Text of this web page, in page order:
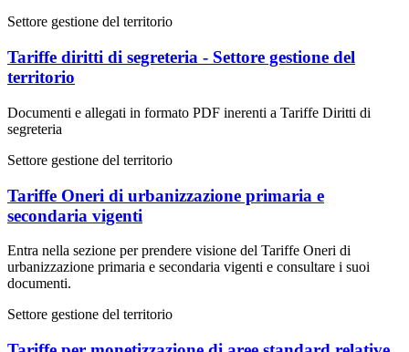
Settore gestione del territorio
Tariffe diritti di segreteria - Settore gestione del
territorio
Documenti e allegati in formato PDF inerenti a Tariffe Diritti di
segreteria
Settore gestione del territorio
Tariffe Oneri di urbanizzazione primaria e
secondaria vigenti
Entra nella sezione per prendere visione del Tariffe Oneri di
urbanizzazione primaria e secondaria vigenti e consultare i suoi
documenti.
Settore gestione del territorio